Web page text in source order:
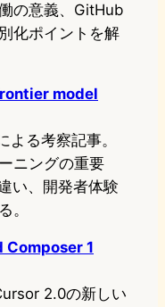
の意義、GitHub
化ポイントを解
model
る考察記事。
ニングの重要
い、開発者体験
。
1
2.0の新しい